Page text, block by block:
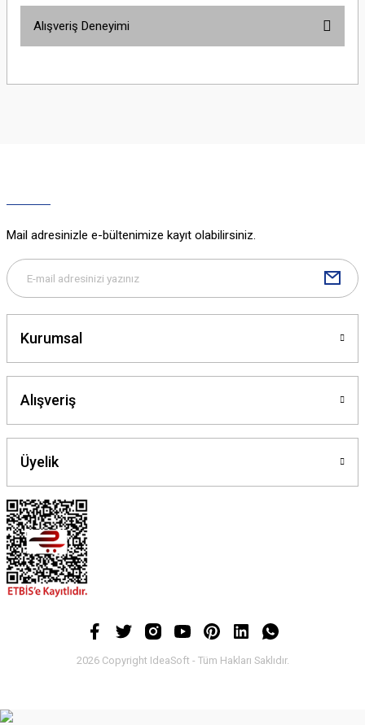
yetersiz gördüğünüz noktaları öneri formunu kullanarak tarafımıza
Gönder
Alışveriş Deneyimi
Mail adresinizle e-bültenimize kayıt olabilirsiniz.
Kurumsal
Alışveriş
Üyelik
2026 Copyright IdeaSoft - Tüm Hakları Saklıdır.